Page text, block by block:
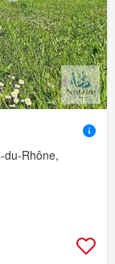
du-Rhône,